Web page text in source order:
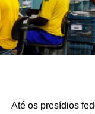
Até os presídios